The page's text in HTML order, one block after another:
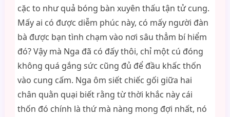
cặc to như quả bóng bàn xuyên thấu tận tử cung.
Mấy ai có được diễm phúc này, có mấy người đàn
bà được bạn tình chạm vào nơi sâu thẳm bí hiểm
đó? Vậy mà Nga đã có đấy thôi, chỉ một cú đóng
không quá gắng sức cũng đủ để đầu khấc thốn
vào cung cấm. Nga ôm siết chiếc gối giữa hai
chân quằn quại biết rằng từ thời khắc này cái
thốn đó chính là thứ mà nàng mong đợi nhất, nó